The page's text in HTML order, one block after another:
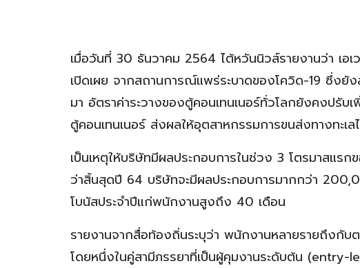
เมื่อวันที่ 30 ธันวาคม 2564 ไต้หวันนิวส์รายงานว่า เอ
เปิดเผย จากสถานการณ์แพร่ระบาดของโควิด-19 ซึ่ง
มา อัตราค่าระวางของตู้คอนเทนเนอร์ทั่วโลกยังคงปรั
ตู้คอนเทนเนอร์ ส่งผลให้อุตสาหกรรมการขนส่งทางทะเล
เป็นเหตุให้บริษัทมีผลประกอบการในช่วง 3 โตรมาสแ
ว่าสิ้นสุดปี 64 บริษัทจะมีผลประกอบการมากกว่า
โบนัสประจำปีแก่พนักงานสูงถึง 40 เดือน
รายงานจากสื่อท้องถิ่นระบุว่า พนักงานหลายรายถึงกับ
โดยหนึ่งในคู่สามีภรรยาที่เป็นผู้คุมงานระดับต้น